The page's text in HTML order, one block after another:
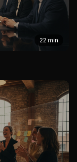
22 min